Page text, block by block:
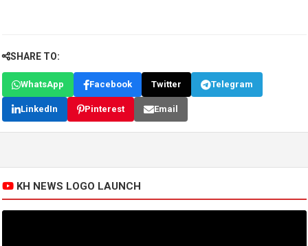
SHARE TO:
WhatsApp Facebook Twitter Telegram
LinkedIn Pinterest Email
KH NEWS LOGO LAUNCH